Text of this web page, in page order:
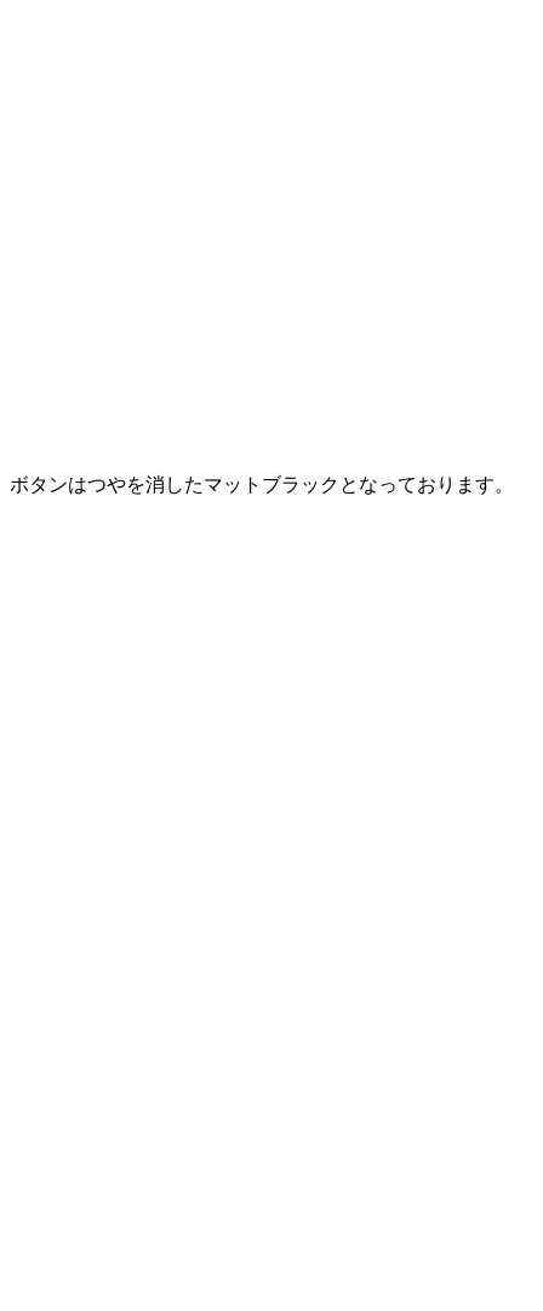
ボタンはつやを消したマットブラックとなっております。